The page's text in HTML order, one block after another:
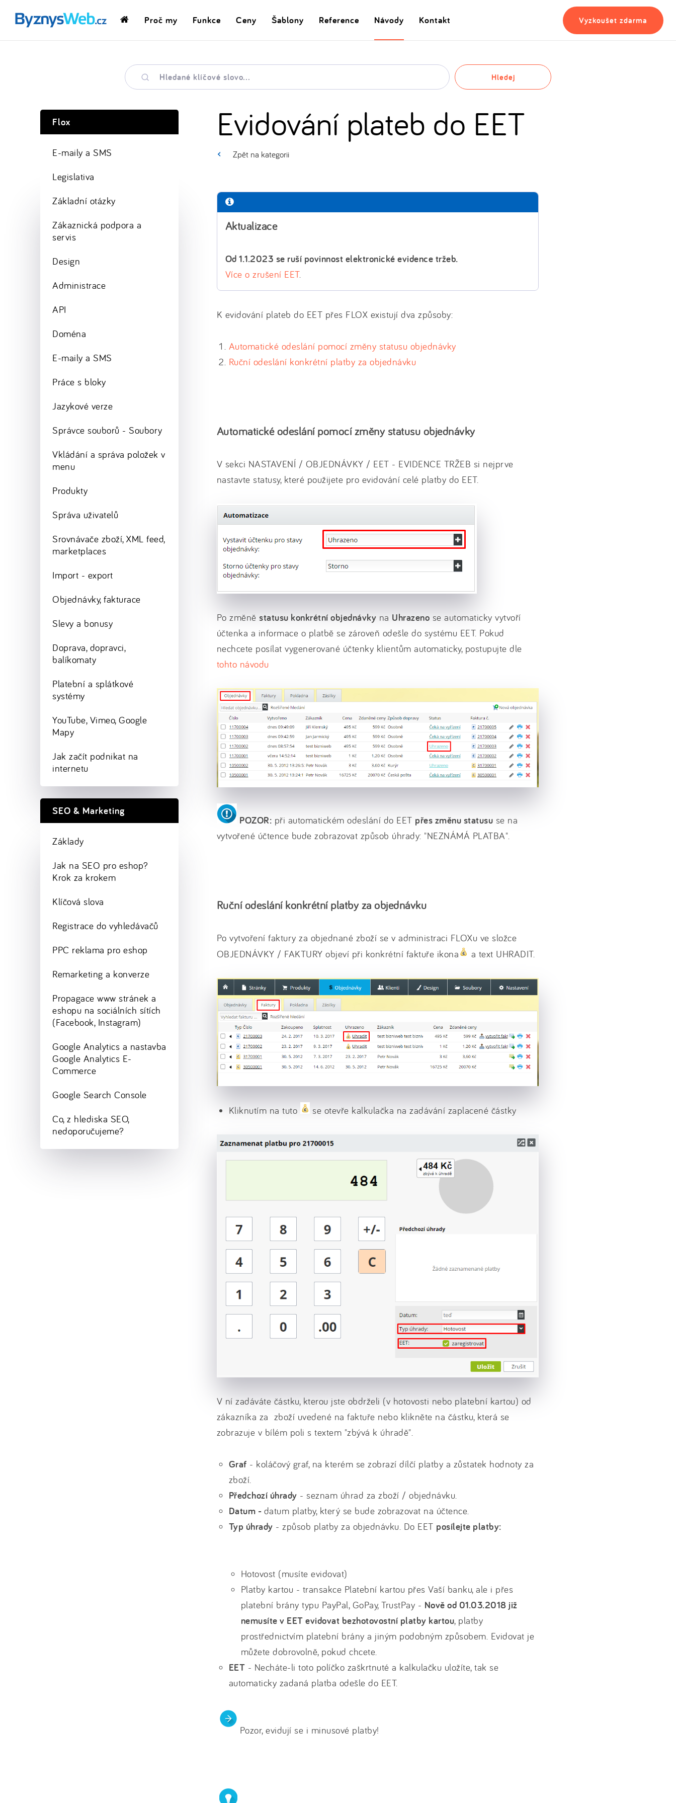
DomovskáProč my Funkce Ceny Šablony Reference Návody Kontakt Vyzkoušet zdarma
Hledané
klíčové
slovo
Hledej
Zpět na kategorii
Evidování plateb do EET
Aktualizace
Od 1.1.2023 se ruší povinnost elektronické evidence tržeb.
Více o zrušení EET.
K evidování plateb do EET přes FLOX existují dva způsoby:
Automatické odeslání pomocí změny statusu objednávky
Ruční odeslání konkrétní platby za objednávku
Automatické odeslání pomocí změny statusu objednávky
V sekci NASTAVENÍ / OBJEDNÁVKY / EET - EVIDENCE TRŽEB si nejprve
nastavte statusy, které použijete pro evidování celé platby do EET.
Po změněstatusu konkrétní objednávky na Uhrazeno se automaticky vytvoří
účtenka a informace o platbě se zároveň odešle do systému EET. Pokud
nechcete posílat vygenerované účtenky klientům automaticky, postupujte dle
tohto návodu
POZOR: při automatickém odeslání do EET přes změnu statusu se na
vytvořené účtence bude zobrazovat způsob úhrady: "NEZNÁMÁ PLATBA".
Ruční odeslání konkrétní platby za objednávku
Po vytvoření faktury za objednané zboží se v administraci FLOXu ve složce
OBJEDNÁVKY / FAKTURY objeví při konkrétní faktuře ikona
a text UHRADIT.
Kliknutím na tuto se otevře kalkulačka na zadávání zaplacené částky
V ní zadáváte částku, kterou jste obdrželi (v hotovosti nebo platební kartou) od
zákazníka za zboží uvedené na faktuře nebo klikněte na částku, která se
zobrazuje v bílém poli s textem "zbývá k úhradě".
Graf - koláčový graf, na kterém se zobrazí dílčí platby a zůstatek hodnoty za
zboží.
Předchozí úhrady - seznam úhrad za zboží / objednávku.
Datum - datum platby, který se bude zobrazovat na účtence.
Typ úhrady - způsob platby za objednávku. Do EET posílejte platby:
Hotovost (musíte evidovat)
Platby kartou - transakce Platební kartou přes Vaší banku, ale i přes
platební brány typu PayPal, GoPay, TrustPay - Nově od 01.03.2018 již
nemusíte v EET evidovat bezhotovostní platby kartou, platby
prostřednictvím platební brány a jiným podobným způsobem. Evidovat je
můžete dobrovolně, pokud chcete.
EET - Necháte-li toto políčko zaškrtnuté a kalkulačku uložíte, tak se
automaticky zadaná platba odešle do EET.
Pozor, evidují se i minusové platby!
Flox
E-maily a SMS
Legislativa
Základní otázky
Zákaznická podpora a
servis
Design
Administrace
API
Doména
E-maily a SMS
Práce s bloky
Jazykové verze
Správce souborů - Soubory
Vkládání a správa položek v
menu
Produkty
Správa uživatelů
Srovnávače zboží, XML feed,
marketplaces
Import - export
Objednávky, fakturace
Slevy a bonusy
Doprava, dopravci,
balíkomaty
Platební a splátkové
systémy
YouTube, Vimeo, Google
Mapy
Jak začít podnikat na
internetu
SEO & Marketing
Základy
Jak na SEO pro eshop?
Krok za krokem
Klíčová slova
Registrace do vyhledávačů
PPC reklama pro eshop
Remarketing a konverze
Propagace www stránek a
eshopu na sociálních sítích
(Facebook, Instagram)
Google Analytics a nastavba
Google Analytics E-
Commerce
Google Search Console
Co, z hlediska SEO,
nedoporučujeme?